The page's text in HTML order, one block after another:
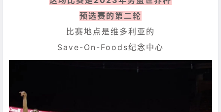
预选赛的第二轮
比赛地点是维多利亚的
Save-On-Foods纪念中心